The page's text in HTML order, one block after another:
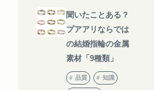
聞いたことある？
プアアリならでは
の結婚指輪の金属
素材「9種類」
品質 知識